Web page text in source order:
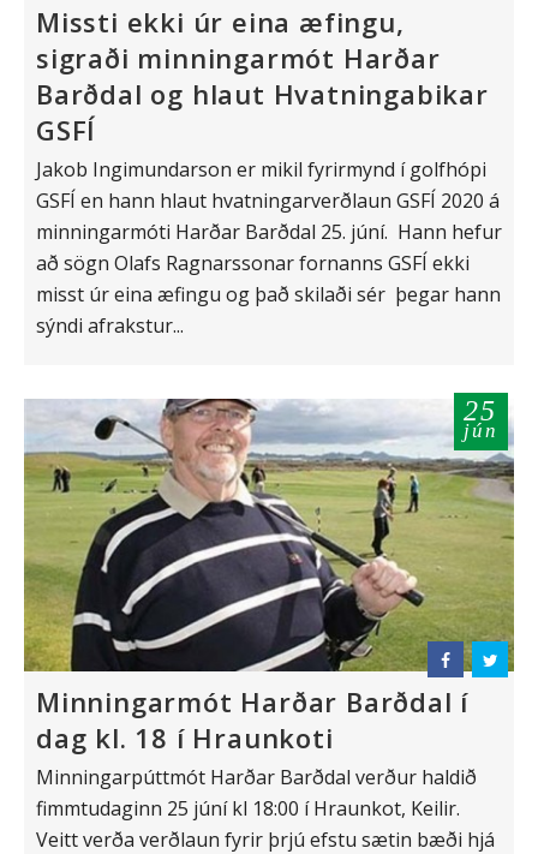
Missti ekki úr eina æfingu,
sigraði minningarmót Harðar
Barðdal og hlaut Hvatningabikar
GSFÍ
Jakob Ingimundarson er mikil fyrirmynd í golfhópi
GSFÍ en hann hlaut hvatningarverðlaun GSFÍ 2020 á
minningarmóti Harðar Barðdal 25. júní. Hann hefur
að sögn Olafs Ragnarssonar fornanns GSFÍ ekki
misst úr eina æfingu og það skilaði sér þegar hann
sýndi afrakstur...
25
jún
Minningarmót Harðar Barðdal í
dag kl. 18 í Hraunkoti
Minningarpúttmót Harðar Barðdal verður haldið
fimmtudaginn 25 júní kl 18:00 í Hraunkot, Keilir.
Veitt verða verðlaun fyrir þrjú efstu sætin bæði hjá